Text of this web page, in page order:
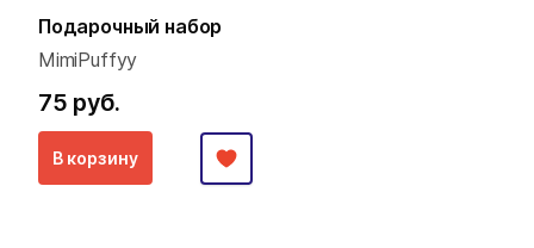
Подарочный набор
MimiPuffyy
75 руб.
В корзину